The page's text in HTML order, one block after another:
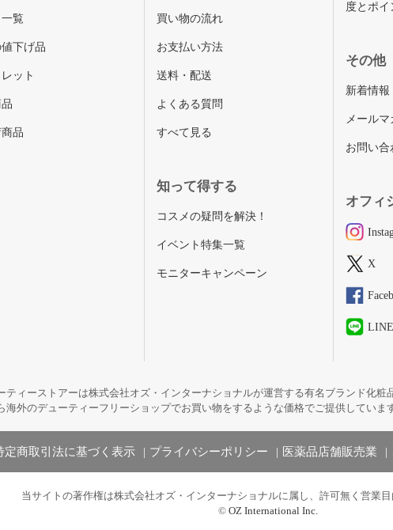
覧
下げ品
ット
品
買い物の流れ
お支払い方法
送料・配送
よくある質問
すべて見る
知って得する
コスメの疑問を解決！
イベント特集一覧
モニターキャンペーン
度とポイ
その他
新着情報
メール
お問い合
オフィ
X
LINE
ティーストアーは株式会社オズ・インターナショナルが運営する有名ブランド化粧
海外のデューティーフリーショップでお買い物をするような価格でご提供してい
定商取引法に基づく表示 プライバシーポリシー 医薬品店舗販売業
当サイトの著作権は株式会社オズ・インターナショナルに属し、許可無く営業目
© OZ International Inc.